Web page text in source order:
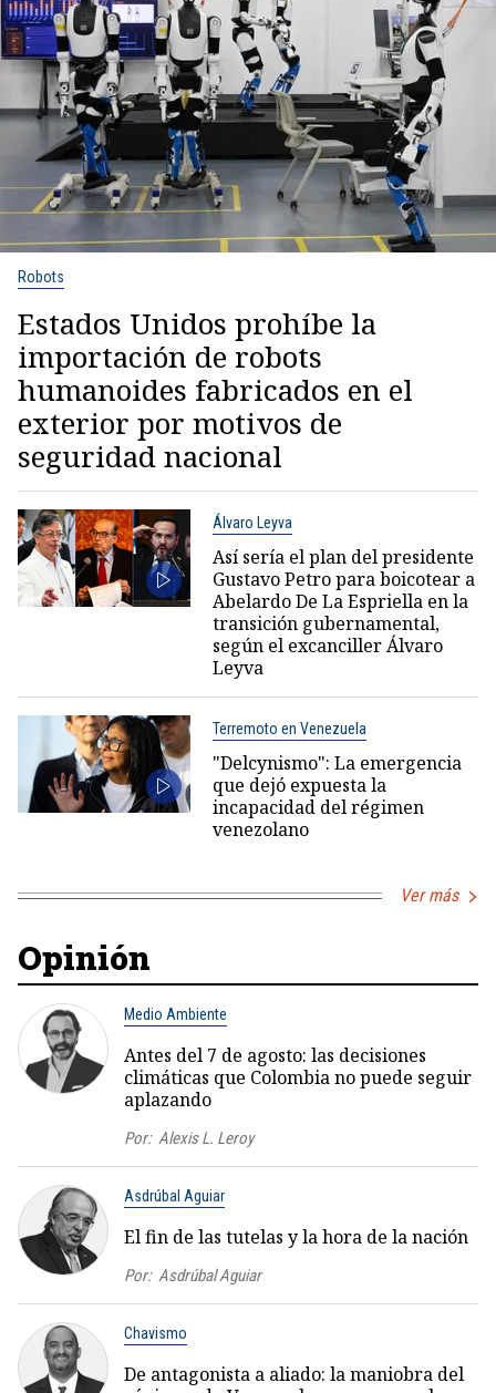
Robots
Estados Unidos prohíbe la
importación de robots
humanoides fabricados en el
exterior por motivos de
seguridad nacional
Álvaro Leyva
Así sería el plan del presidente
Gustavo Petro para boicotear a
Abelardo De La Espriella en la
transición gubernamental,
según el excanciller Álvaro
Leyva
Terremoto en Venezuela
"Delcynismo": La emergencia
que dejó expuesta la
incapacidad del régimen
venezolano
Ver más
Opinión
Medio Ambiente
Antes del 7 de agosto: las decisiones
climáticas que Colombia no puede seguir
aplazando
Por: Alexis L. Leroy
Asdrúbal Aguiar
El fin de las tutelas y la hora de la nación
Por: Asdrúbal Aguiar
Chavismo
De antagonista a aliado: la maniobra del